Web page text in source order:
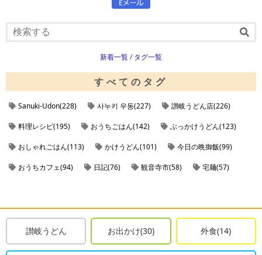
新着一覧/タグ一覧
すべてのタグ
Sanuki-Udon(228) 사누키 우동(227) 讃岐うどん店(226)
料理レシピ(195) おうちごはん(142) ぶっかけうどん(123)
おしゃれごはん(113) かけうどん(101) 今日の晩御飯(99)
おうちカフェ(94) 日記(76) 観音寺市(58) 宅麺(57)
肉うどん(49) ざるうどん(41) ケーキレシピ(41)
丸亀市(40) 丸亀市のうどん店(38) 観音寺市のうどん店(37)
今日の朝ごはん(35) 三豊市(33) 日記レシピ(33)
讃岐うどん お出かけ(30) 外食(14)